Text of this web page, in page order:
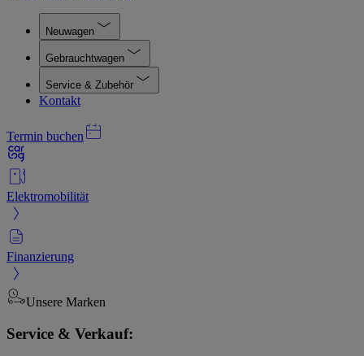
Neuwagen
Gebrauchtwagen
Service & Zubehör
Kontakt
Termin buchen
Elektromobilität
Finanzierung
Unsere Marken
Service & Verkauf: